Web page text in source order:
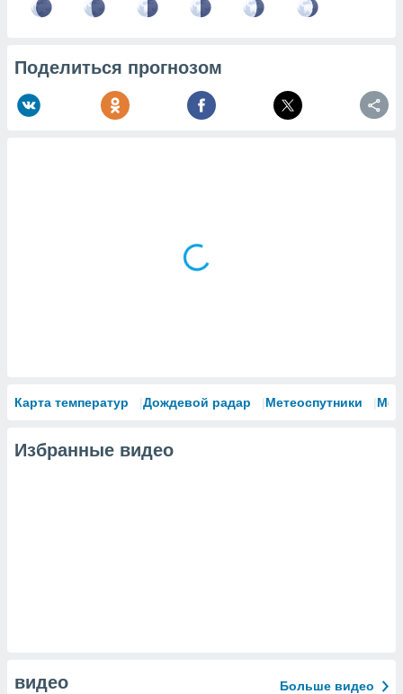
Поделиться прогнозом
Карта температур Дождевой радар Метеоспутники
Избранные видео
видео Больше видео